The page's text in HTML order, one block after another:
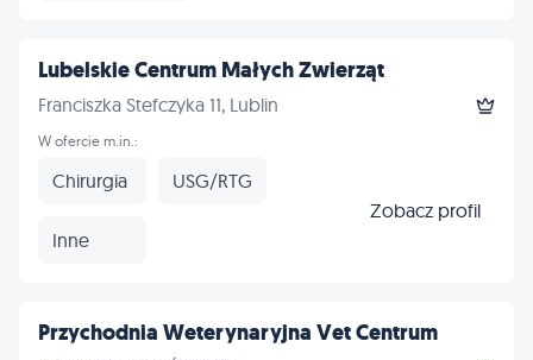
Lubelskie Centrum Małych Zwierząt
Franciszka Stefczyka 11, Lublin
W ofercie m.in.:
Chirurgia USG/RTG
Inne
Zobacz profil
Przychodnia Weterynaryjna Vet Centrum